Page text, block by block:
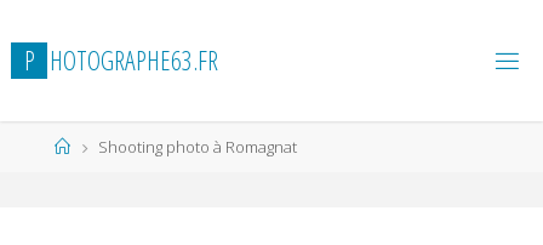
to
content
P HOTOGRAPHE63.FR
HomeShooting photo à Romagnat